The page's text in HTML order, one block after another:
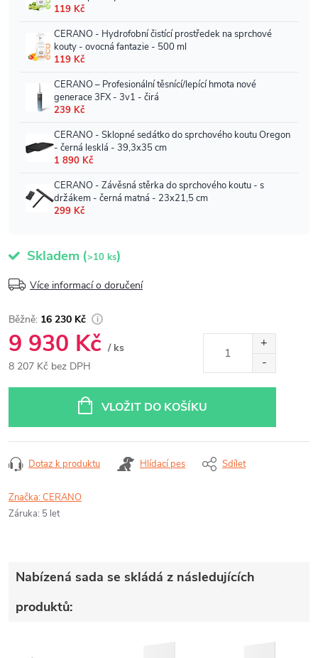
Skladem (>10 ks)
Více informací o doručení
16 230 Kč
9 930 Kč / ks
8 207 Kč bez DPH
VLOŽIT DO KOŠÍKU
Dotaz k produktu Hlídací pes Sdílet
Značka:CERANO
Záruka: 5 let
Nabízená sada se skládá z následujících
produktů: